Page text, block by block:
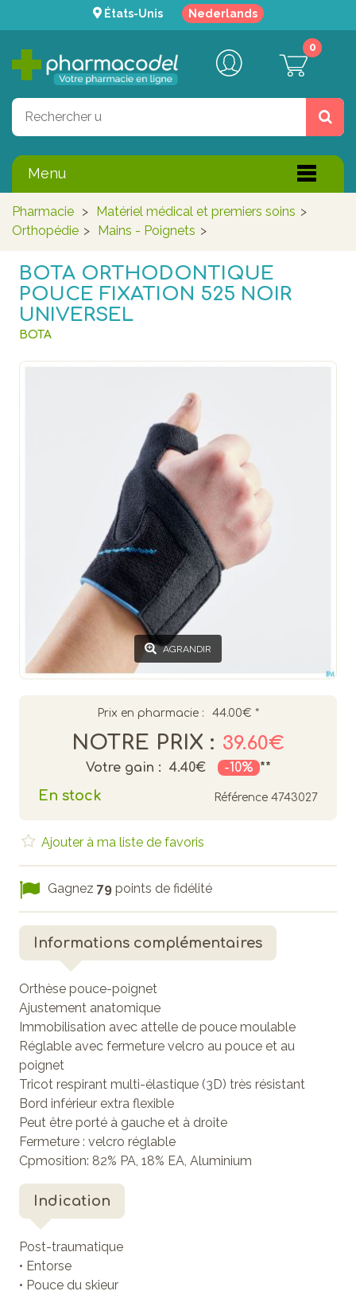
États-Unis Nederlands
0
Menu
Pharmacie > Matériel médical et premiers soins >
Orthopédie > Mains - Poignets >
BOTA ORTHODONTIQUE
POUCE FIXATION 525 NOIR
UNIVERSEL
BOTA
AGRANDIR
Prix en pharmacie : 44.00€ *
NOTRE PRIX : 39.60€
Votre gain : 4.40€ -10% **
En stock Référence 4743027
Ajouter à ma liste de favoris
Gagnez 79 points de fidélité
Informations complémentaires
Orthèse pouce-poignet
Ajustement anatomique
Immobilisation avec attelle de pouce moulable
Réglable avec fermeture velcro au pouce et au
poignet
Tricot respirant multi-élastique (3D) très résistant
Bord inférieur extra flexible
Peut être porté à gauche et à droite
Fermeture : velcro réglable
Cpmosition: 82% PA, 18% EA, Aluminium
Indication
Post-traumatique
• Entorse
• Pouce du skieur